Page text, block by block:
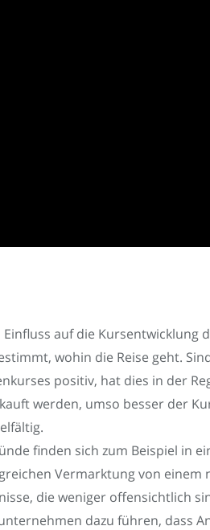
auf die Kursentwicklung
wohin die Reise geht.
positiv, hat dies in der
werden, umso besser der
finden sich zum Beispiel in
Vermarktung von einem
die weniger offensichtlich
dazu führen, dass